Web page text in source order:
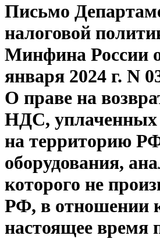
Письмо
налоговой
Минфина России
января 2024 г. N
О праве на
НДС, уплаченных
на территорию
оборудования,
которого не
РФ, в отношении
настоящее время